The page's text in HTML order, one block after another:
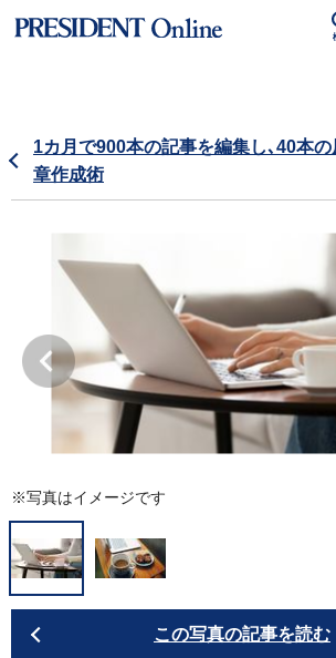
1カ月で900本の記事を編集し､40本
章作成術
※写真はイメージです
この写真の記事を読む